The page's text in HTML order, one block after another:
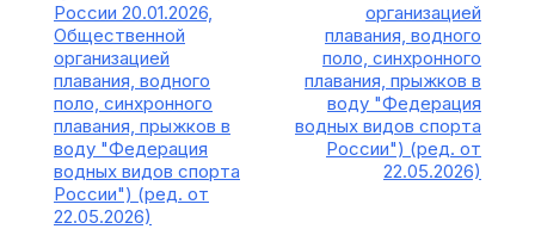
России 20.01.2026,
Общественной
организацией
плавания, водного
поло, синхронного
плавания, прыжков в
воду "Федерация
водных видов спорта
России") (ред. от
22.05.2026)
организацией
плавания, водного
поло, синхронного
плавания, прыжков в
воду "Федерация
водных видов спорта
России") (ред. от
22.05.2026)